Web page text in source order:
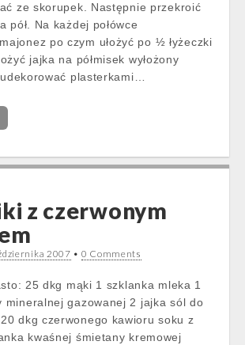
ze skorupek. Następnie przekroić
pół. Na każdej połówce
po czym ułożyć po ½ łyżeczki
jajka na półmisek wyłożony
plasterkami…
z czerwonym
2007 • 0 Comments
25 dkg mąki 1 szklanka mleka 1
mineralnej gazowanej 2 jajka sól do
dkg czerwonego kawioru soku z
kwaśnej śmietany kremowej